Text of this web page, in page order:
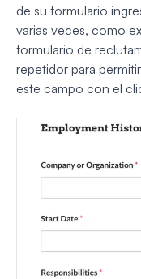
de su formulario
varias veces, como
formulario de
repetidor para
este campo con el